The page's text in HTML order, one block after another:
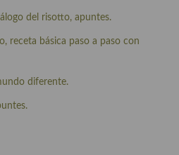
y cremas frías
del risotto, apuntes.
receta básica paso a paso con
diferente.